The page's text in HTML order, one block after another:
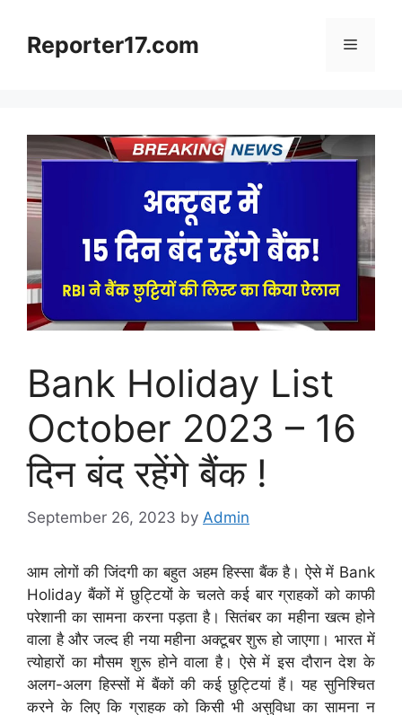
contentReporter17.com Menu
Bank Holiday List
October 2023 – 16
दिन बंद रहेंगे बैंक !
September 26, 2023 by Admin
आम लोगों की जिंदगी का बहुत अहम हिस्सा बैंक है। ऐसे में Bank
Holiday बैंकों में छुट्टियों के चलते कई बार ग्राहकों को काफी
परेशानी का सामना करना पड़ता है। सितंबर का महीना खत्म होने
वाला है और जल्द ही नया महीना अक्टूबर शुरू हो जाएगा। भारत में
त्योहारों का मौसम शुरू होने वाला है। ऐसे में इस दौरान देश के
अलग-अलग हिस्सों में बैंकों की कई छुट्टियां हैं। यह सुनिश्चित
करने के लिए कि ग्राहक को किसी भी असुविधा का सामना न